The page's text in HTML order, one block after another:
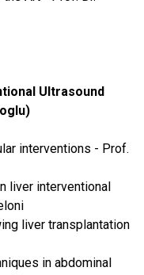
Ultrasound
interventions - Prof.
liver interventional
liver transplantation
in abdominal